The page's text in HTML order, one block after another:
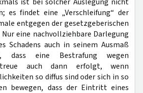
es findet eine „Verschleifung“ der
entgegen der gesetzgeberischen
eine nachvollziehbare Darlegung
Schadens auch in seinem Ausmaß
dass eine Bestrafung wegen
auch dann erfolgt, wenn
so diffus sind oder sich in so
bewegen, dass der Eintritt eines